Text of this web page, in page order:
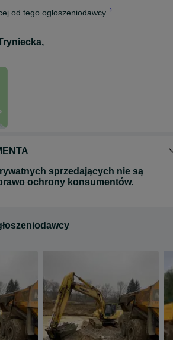
od tego ogłoszeniodawcy
,
sprzedających nie są
ochrony konsumentów.